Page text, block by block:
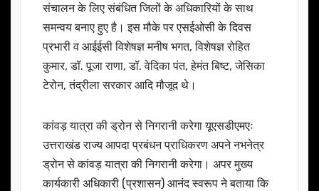
संचालन के लिए संबंधित जिलों के अधिकारियों के साथ
समन्वय बनाए हुए है। इस मौके पर एसईओसी के दिवस
प्रभारी व आईईसी विशेषज्ञ मनीष भगत, विशेषज्ञ रोहित
कुमार, डॉ. पूजा राणा, डॉ. वेदिका पंत, हेमंत बिष्ट, जेसिका
टेरोन, तंद्रीला सरकार आदि मौजूद थे।
कांवड़ यात्रा की ड्रोन से निगरानी करेगा यूएसडीएमएः
उत्तराखंड राज्य आपदा प्रबंधन प्राधिकरण अपने नभनेत्र
ड्रोन से कांवड़ यात्रा की निगरानी करेगा। अपर मुख्य
कार्यकारी अधिकारी (प्रशासन) आनंद स्वरूप ने बताया कि